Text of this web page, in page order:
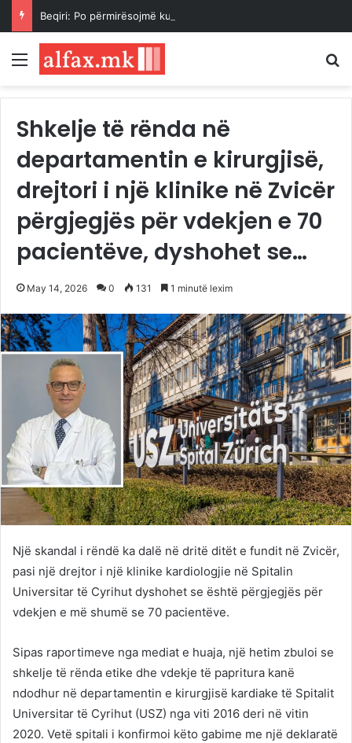
Menu
Shkelje të rënda në
departamentin e kirurgjisë,
drejtori i një klinike në Zvicër
përgjegjës për vdekjen e 70
pacientëve, dyshohet se…
May 14, 2026 0 131 1 minutë lexim
Një skandal i rëndë ka dalë në dritë ditët e fundit në Zvicër,
pasi një drejtor i një klinike kardiologjie në Spitalin
Universitar të Cyrihut dyshohet se është përgjegjës për
vdekjen e më shumë se 70 pacientëve.
Sipas raportimeve nga mediat e huaja, një hetim zbuloi se
shkelje të rënda etike dhe vdekje të papritura kanë
ndodhur në departamentin e kirurgjisë kardiake të Spitalit
Universitar të Cyrihut (USZ) nga viti 2016 deri në vitin
2020. Vetë spitali i konfirmoi këto gabime me një deklaratë